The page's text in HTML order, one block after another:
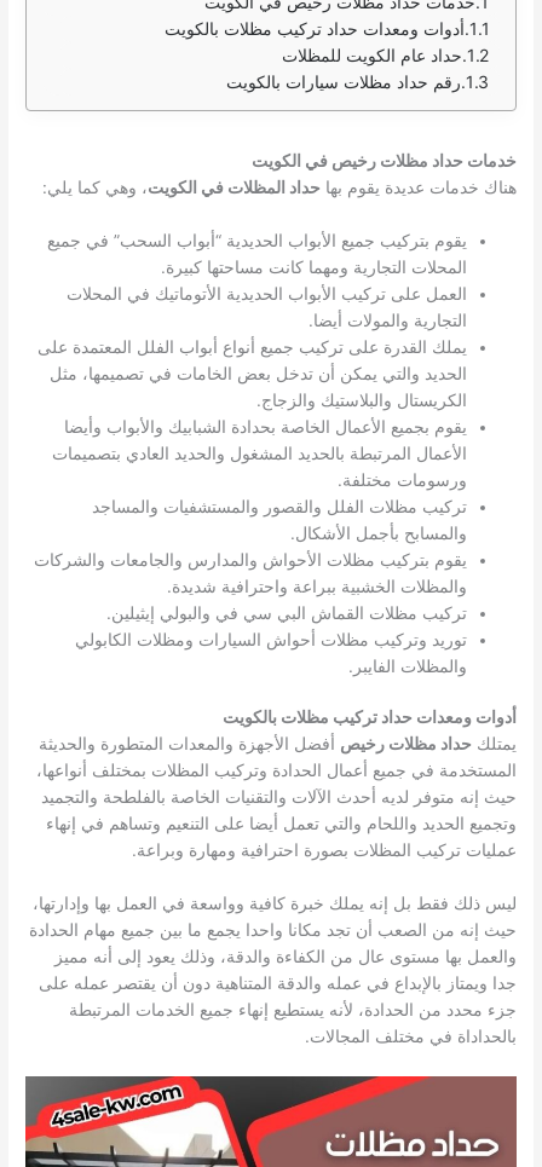
أدوات ومعدات حداد تركيب مظلات بالكويت
حداد عام الكويت للمظلات
رقم حداد مظلات سيارات بالكويت
خدمات حداد مظلات رخيص في الكويت
هناك خدمات عديدة يقوم بها حداد المظلات في الكويت، وهي كما يلي:
يقوم بتركيب جميع الأبواب الحديدية “أبواب السحب” في جميع
المحلات التجارية ومهما كانت مساحتها كبيرة.
العمل على تركيب الأبواب الحديدية الأتوماتيك في المحلات
التجارية والمولات أيضا.
يملك القدرة على تركيب جميع أنواع أبواب الفلل المعتمدة على
الحديد والتي يمكن أن تدخل بعض الخامات في تصميمها، مثل
الكريستال والبلاستيك والزجاج.
يقوم بجميع الأعمال الخاصة بحدادة الشبابيك والأبواب وأيضا
الأعمال المرتبطة بالحديد المشغول والحديد العادي بتصميمات
ورسومات مختلفة.
تركيب مظلات الفلل والقصور والمستشفيات والمساجد
والمسابح بأجمل الأشكال.
يقوم بتركيب مظلات الأحواش والمدارس والجامعات والشركات
والمظلات الخشبية ببراعة واحترافية شديدة.
تركيب مظلات القماش البي سي في والبولي إيثيلين.
توريد وتركيب مظلات أحواش السيارات ومظلات الكابولي
والمظلات الفايبر.
أدوات ومعدات حداد تركيب مظلات بالكويت
يمتلك حداد مظلات رخيص أفضل الأجهزة والمعدات المتطورة والحديثة
المستخدمة في جميع أعمال الحدادة وتركيب المظلات بمختلف أنواعها،
حيث إنه متوفر لديه أحدث الآلات والتقنيات الخاصة بالفلطحة والتجميد
وتجميع الحديد واللحام والتي تعمل أيضا على التنعيم وتساهم في إنهاء
عمليات تركيب المظلات بصورة احترافية ومهارة وبراعة.
ليس ذلك فقط بل إنه يملك خبرة كافية وواسعة في العمل بها وإدارتها،
حيث إنه من الصعب أن تجد مكانا واحدا يجمع ما بين جميع مهام الحدادة
والعمل بها مستوى عال من الكفاءة والدقة، وذلك يعود إلى أنه مميز
جدا ويمتاز بالإبداع في عمله والدقة المتناهية دون أن يقتصر عمله على
جزء محدد من الحدادة، لأنه يستطيع إنهاء جميع الخدمات المرتبطة
بالحداداة في مختلف المجالات.